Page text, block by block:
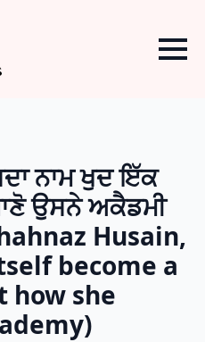
ਨਾਮ ਖੁਦ ਇੱਕ
ਉਸਨੇ ਅਕੈਡਮੀ
Husain,
become a
how she